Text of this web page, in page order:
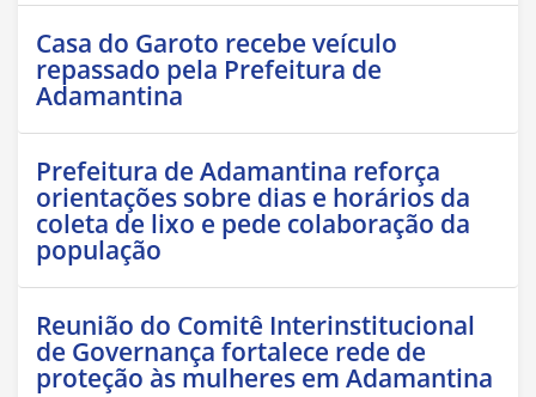
Casa do Garoto recebe veículo
repassado pela Prefeitura de
Adamantina
Prefeitura de Adamantina reforça
orientações sobre dias e horários da
coleta de lixo e pede colaboração da
população
Reunião do Comitê Interinstitucional
de Governança fortalece rede de
proteção às mulheres em Adamantina